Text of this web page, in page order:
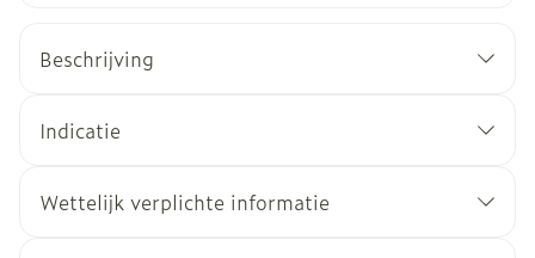
Beschrijving
Indicatie
Wettelijk verplichte informatie